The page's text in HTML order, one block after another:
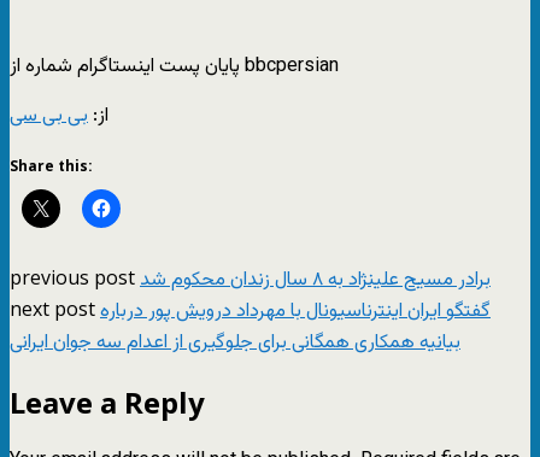
پایان پست اینستاگرام شماره از bbcpersian
از: بی بی سی
Share this:
previous post برادر مسیح علینژاد به ۸ سال زندان محکوم شد
next postگفتگو ایران اینترناسیونال با مهرداد درویش پور درباره
بیانیه همکاری همگانی برای جلوگیری از اعدام سه جوان ایرانی
Leave a Reply